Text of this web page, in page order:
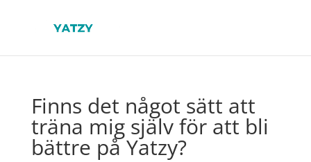
Finns det något sätt att
träna mig själv för att bli
bättre på Yatzy?